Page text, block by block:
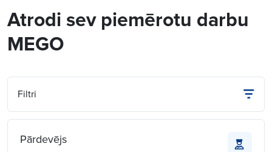
Atrodi sev piemērotu darbu
MEGO
Filtri
Pārdevējs